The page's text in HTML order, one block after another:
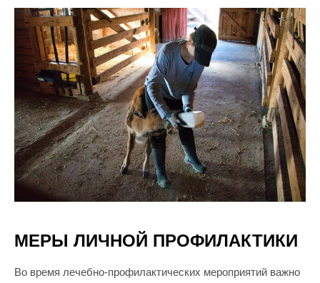
МЕРЫ ЛИЧНОЙ ПРОФИЛАКТИКИ
Во время лечебно-профилактических мероприятий важно